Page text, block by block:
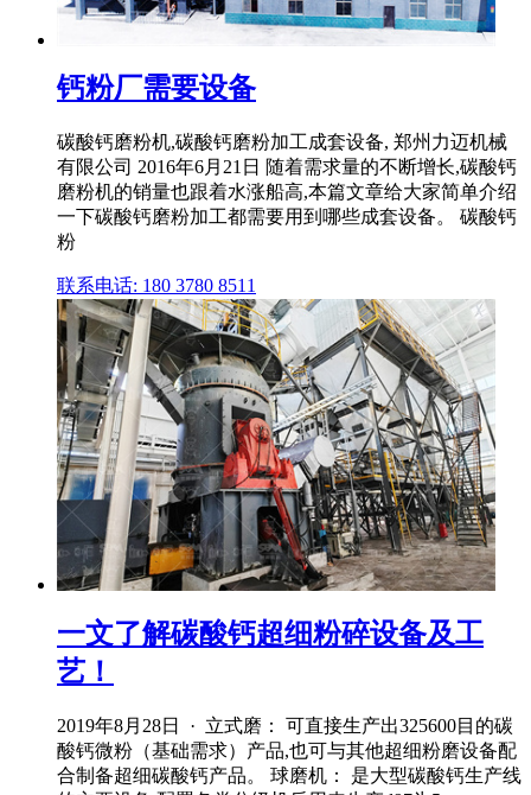
钙粉厂需要设备
碳酸钙磨粉机,碳酸钙磨粉加工成套设备, 郑州力迈机械
有限公司 2016年6月21日 随着需求量的不断增长,碳酸钙
磨粉机的销量也跟着水涨船高,本篇文章给大家简单介绍
一下碳酸钙磨粉加工都需要用到哪些成套设备。 碳酸钙
粉
联系电话: 180 3780 8511
一文了解碳酸钙超细粉碎设备及工
艺！
2019年8月28日 · 立式磨： 可直接生产出325600目的碳
酸钙微粉（基础需求）产品,也可与其他超细粉磨设备配
合制备超细碳酸钙产品。 球磨机： 是大型碳酸钙生产线